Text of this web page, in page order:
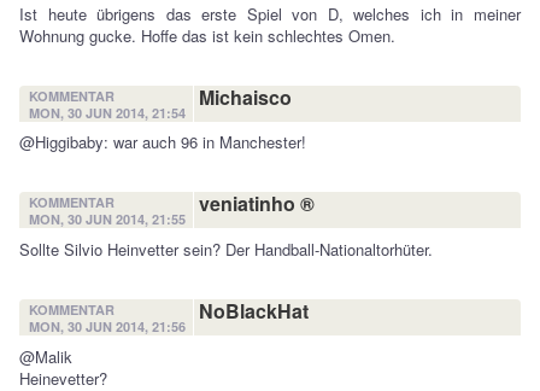
Ist heute übrigens das erste Spiel von D, welches ich in meiner
Wohnung gucke. Hoffe das ist kein schlechtes Omen.
KOMMENTAR
MON, 30 JUN 2014, 21:54
Michaisco
@Higgibaby: war auch 96 in Manchester!
KOMMENTAR
MON, 30 JUN 2014, 21:55
veniatinho ®
Sollte Silvio Heinvetter sein? Der Handball-Nationaltorhüter.
KOMMENTAR
MON, 30 JUN 2014, 21:56
NoBlackHat
@Malik
Heinevetter?